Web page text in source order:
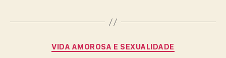
Categorias
VIDA AMOROSA E SEXUALIDADE